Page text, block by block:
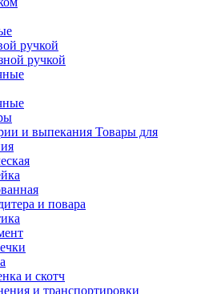
ручкой
ручкой
Товары для
и повара
и скотч
и транспортировки